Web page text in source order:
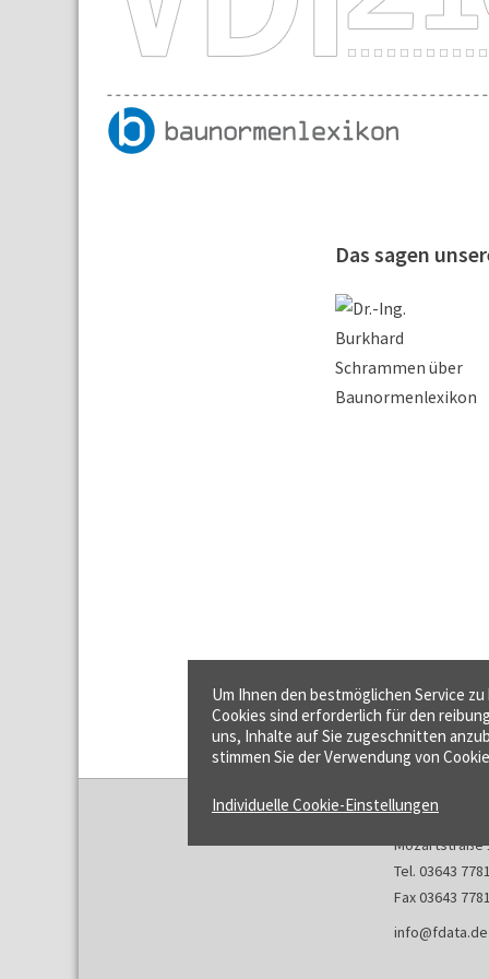
Das sagen
f:data GmbH
Mozartstraße
Tel. 03643
Fax 03643
info@fdata.de
Um Ihnen den bestmöglichen Service
Cookies sind erforderlich für den
uns, Inhalte auf Sie zugeschnitten
stimmen Sie der Verwendung von
Individuelle Cookie-Einstellungen